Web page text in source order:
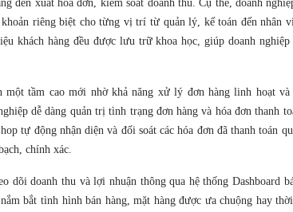
đến xuất hóa đơn, kiểm soát doanh thu. Cụ thể, doanh
riêng biệt cho từng vị trí từ quản lý, kế toán đến nhân
khách hàng đều được lưu trữ khoa học, giúp doanh
một tầm cao mới nhờ khả năng xử lý đơn hàng linh hoạt
dễ dàng quản trị tình trạng đơn hàng và hóa đơn
tự động nhận diện và đối soát các hóa đơn đã thanh toán
chính xác.
dõi doanh thu và lợi nhuận thông qua hệ thống Dashboard
bắt tình hình bán hàng, mặt hàng được ưa chuộng hay